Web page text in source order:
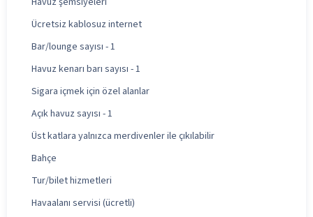
Ücretsiz kablosuz internet
Bar/lounge sayısı - 1
Havuz kenarı barı sayısı - 1
Sigara içmek için özel alanlar
Açık havuz sayısı - 1
Üst katlara yalnızca merdivenler ile çıkılabilir
Bahçe
Tur/bilet hizmetleri
Havaalanı servisi (ücretli)